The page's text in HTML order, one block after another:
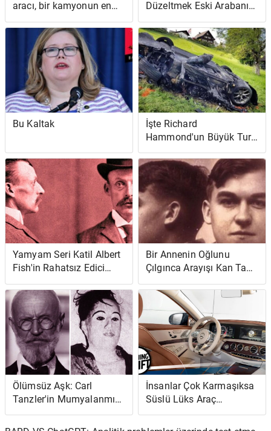
aracı, bir kamyonun en
iyisine ve bir amfibi
tankın en iyisine sahip
Düzeltmek Eski Arabanızı
Yeni Gibi Hissettirebilir
Bu Kaltak
İşte Richard
Hammond'un Büyük Tur
Çekimleri Sırasında
Yaşadığı Korkunç
Kazanın Videosu
(Güncelleme)
Yamyam Seri Katil Albert
Fish'in Rahatsız Edici
Vakası
Bir Annenin Oğlunu
Çılgınca Arayışı Kan Tadı
Olan Vahşi Bir Çiftçiye
Yol Açtı
Ölümsüz Aşk: Carl
Tanzler'in Mumyalanmış
Rüya Kızı
İnsanlar Çok Karmaşıksa
Süslü Lüks Araç
Teknolojisini
Kullanmazlar